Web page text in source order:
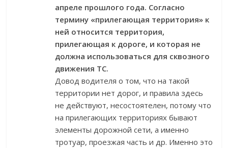
апреле прошлого года. Согласно
термину «прилегающая территория» к
ней относится территория,
прилегающая к дороге, и которая не
должна использоваться для сквозного
движения ТС.
Довод водителя о том, что на такой
территории нет дорог, и правила здесь
не действуют, несостоятелен, потому что
на прилегающих территориях бывают
элементы дорожной сети, а именно
тротуар, проезжая часть и др. Именно это